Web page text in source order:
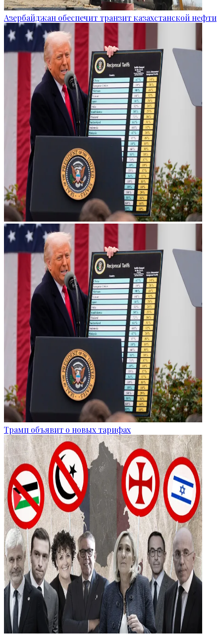
Азербайджан обеспечит транзит казахстанской нефти
Трамп объявит о новых тарифах